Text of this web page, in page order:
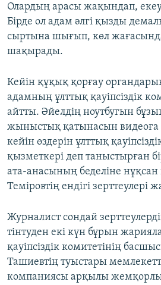
Олардың арасы жақындап,
Бірде ол адам әлгі қызды
сыртына шығып, көл
шақырады.
Кейін құқық қорғау
адамның ұлттық қауіпсіздік
айтты. Әйелдің ноутбугын
жыныстық қатынасын видеоға
кейін өздерін ұлттық
қызметкері деп таныстырған
ата-анасының беделіне нұқсан
Теміровтің ендігі зерттеулері
Журналист сондай
тінтуден екі күн бұрын
қауіпсіздік комитетінің
Ташиевтің туыстары
компаниясы арқылы